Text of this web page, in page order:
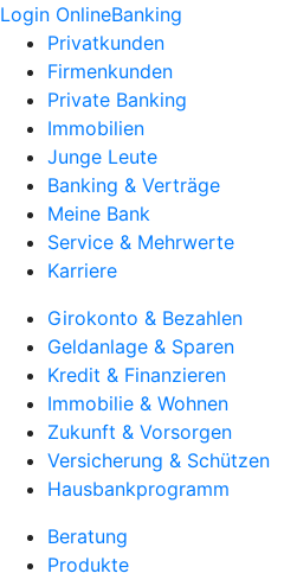
Login OnlineBanking
Privatkunden
Firmenkunden
Private Banking
Immobilien
Junge Leute
Banking & Verträge
Meine Bank
Service & Mehrwerte
Karriere
Girokonto & Bezahlen
Geldanlage & Sparen
Kredit & Finanzieren
Immobilie & Wohnen
Zukunft & Vorsorgen
Versicherung & Schützen
Hausbankprogramm
Beratung
Produkte